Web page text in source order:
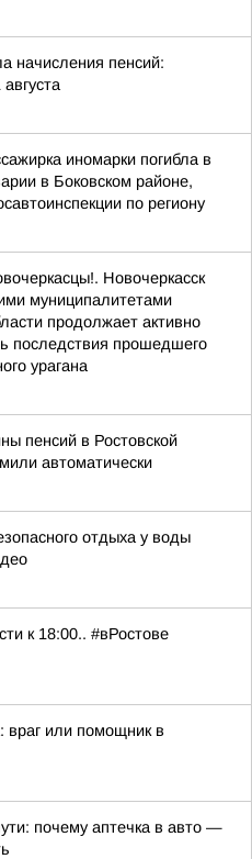
начисления пенсий:
иномарки погибла в
в Боковском районе,
по региону
Новочеркасск
муниципалитетами
продолжает активно
последствия прошедшего
урагана
пенсий в Ростовской
автоматически
отдыха у воды
к 18:00.. #вРостове
враг или помощник в
почему аптечка в авто —